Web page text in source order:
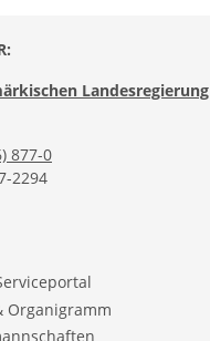
Landesregierung
877-0
2294
Organigramm